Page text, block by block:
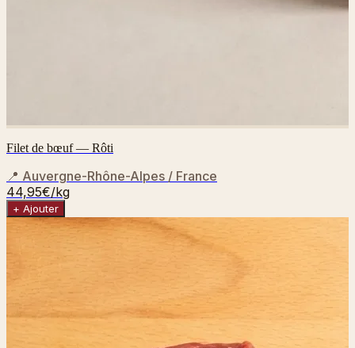
Filet de bœuf — Rôti
📍 Auvergne-Rhône-Alpes / France
44,95€/kg
+ Ajouter